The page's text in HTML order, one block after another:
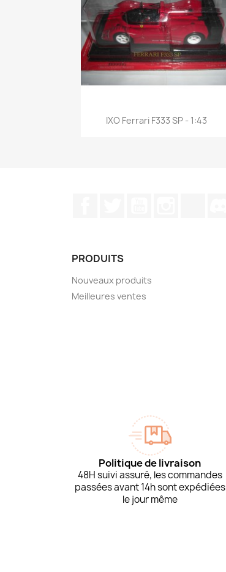
Aperçu rapide
IXO Ferrari F333 SP - 1:43
PRODUITS
Nouveaux produits
Meilleures ventes
Politique de livraison
48H suivi assuré, les commandes
passées avant 14h sont expédiées
le jour même